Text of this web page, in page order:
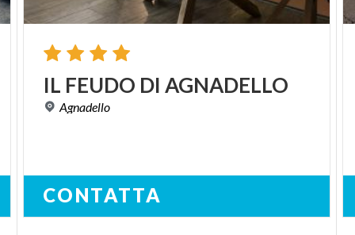
IL FEUDO DI AGNADELLO
Agnadello
CONTATTA